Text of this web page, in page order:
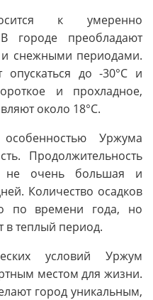
к умеренно
городе преобладают
снежными периодами.
до -30°C и
и прохладное,
около 18°C.
Уржума
Продолжительность
не очень большая и
Количество осадков
по времени года, но
в теплый период.
условий Уржум
местом для жизни.
город уникальным,